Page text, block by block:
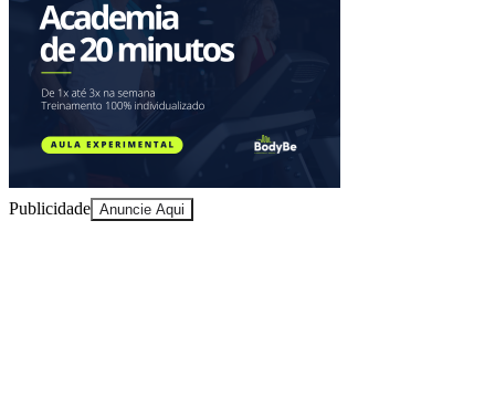
Publicidade Anuncie Aqui